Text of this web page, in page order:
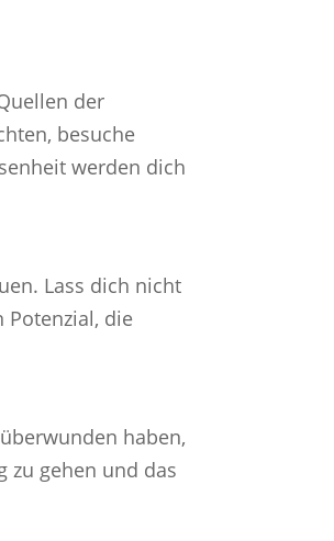
der
besuche
werden dich
Lass dich nicht
Potenzial, die
haben,
zu gehen und das